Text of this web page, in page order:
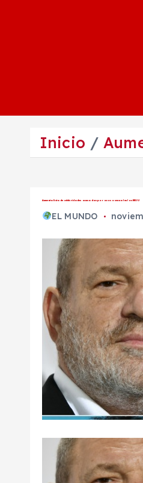
Inicio
Aumenta lista de celebridades acusadas por acoso sexual en los EEUU
EL MUNDO